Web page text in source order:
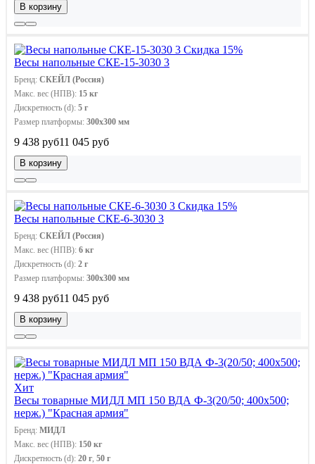
В корзину
Скидка 15%
Весы напольные СКЕ-15-3030 3
Бренд: СКЕЙЛ (Россия)
Макс. вес (НПВ): 15 кг
Дискретность (d): 5 г
Размер платформы: 300х300 мм
9 438 руб11 045 руб
В корзину
Скидка 15%
Весы напольные СКЕ-6-3030 3
Бренд: СКЕЙЛ (Россия)
Макс. вес (НПВ): 6 кг
Дискретность (d): 2 г
Размер платформы: 300х300 мм
9 438 руб11 045 руб
В корзину
Хит
Весы товарные МИДЛ МП 150 ВДА Ф-3(20/50; 400х500;
нерж.) "Красная армия"
Бренд: МИДЛ
Макс. вес (НПВ): 150 кг
Дискретность (d): 20 г, 50 г